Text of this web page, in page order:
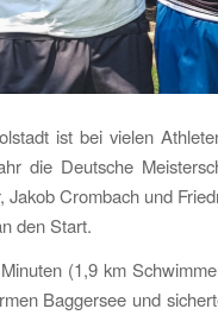
ist bei vielen
die Deutsche
Jakob Crombach und
den Start.
(1,9 km
Baggersee und